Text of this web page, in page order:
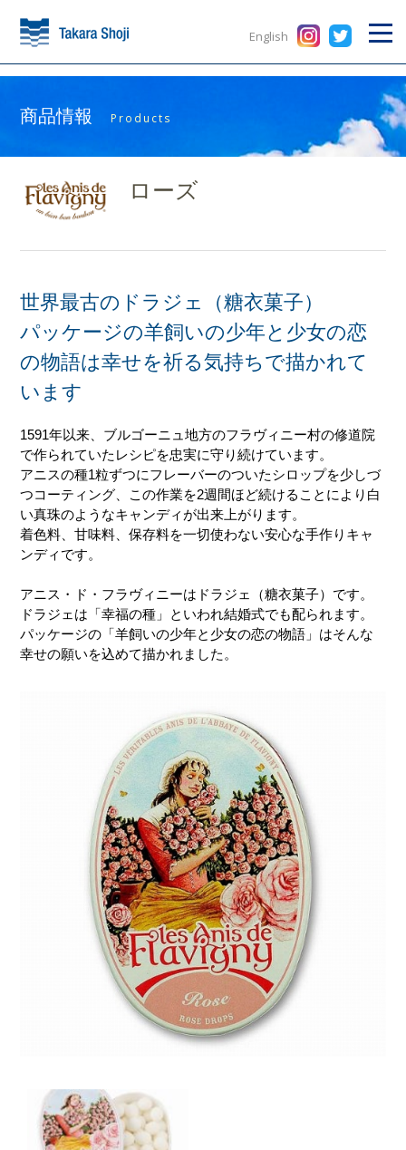
English
商品情報 Products
ローズ
世界最古のドラジェ（糖衣菓子）
パッケージの羊飼いの少年と少女の恋
の物語は幸せを祈る気持ちで描かれて
います
1591年以来、ブルゴーニュ地方のフラヴィニー村の修道院
で作られていたレシピを忠実に守り続けています。
アニスの種1粒ずつにフレーバーのついたシロップを少しづ
つコーティング、この作業を2週間ほど続けることにより白
い真珠のようなキャンディが出来上がります。
着色料、甘味料、保存料を一切使わない安心な手作りキャ
ンディです。
アニス・ド・フラヴィニーはドラジェ（糖衣菓子）です。
ドラジェは「幸福の種」といわれ結婚式でも配られます。
パッケージの「羊飼いの少年と少女の恋の物語」はそんな
幸せの願いを込めて描かれました。